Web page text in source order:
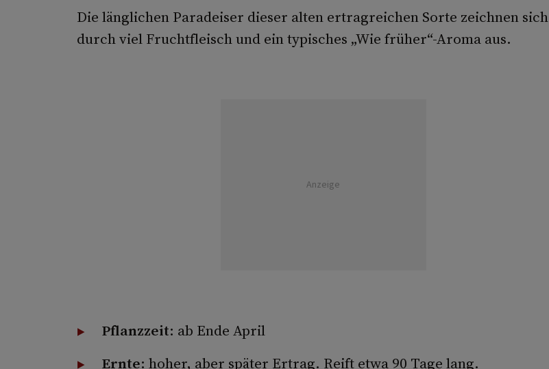
Die länglichen Paradeiser dieser alten ertragreichen Sorte zeichnen sich
durch viel Fruchtfleisch und ein typisches „Wie früher“-Aroma aus.
Anzeige
Pflanzzeit: ab Ende April
Ernte: hoher, aber später Ertrag. Reift etwa 90 Tage lang.